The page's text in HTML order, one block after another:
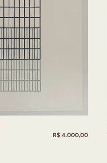
R$ 4.000,00